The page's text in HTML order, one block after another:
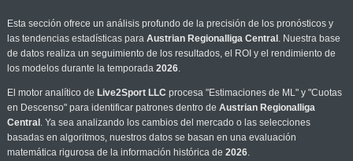
Esta sección ofrece un análisis profundo de la precisión de los pronósticos y
las tendencias estadísticas para Austrian Regionalliga Central . Nuestra base
de datos realiza un seguimiento de los resultados, el ROI y el rendimiento de
los modelos durante la temporada 2026.
El motor analítico de Live2Sport LLC procesa "Estimaciones de ML" y "Cuotas
en Descenso" para identificar patrones dentro de Austrian Regionalliga
Central . Ya sea analizando los cambios del mercado o las selecciones
basadas en algoritmos, nuestros datos se basan en una evaluación
matemática rigurosa de la información histórica de 2026.